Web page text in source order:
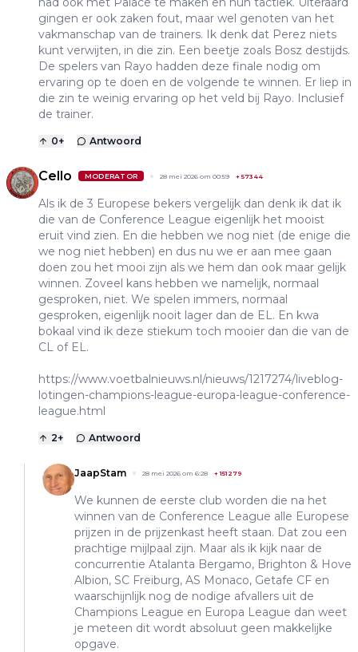
gingen er ook zaken fout, maar wel genoten van het
vakmanschap van de trainers. Ik denk dat Perez niets
kunt verwijten, in die zin. Een beetje zoals Bosz destijds.
De spelers van Rayo hadden deze finale nodig om
ervaring op te doen en de volgende te winnen. Er liep in
die zin te weinig ervaring op het veld bij Rayo. Inclusief
de trainer.
0+ Antwoord
Cello MODERATOR 28 mei 2026 om 00:59 +57344
Als ik de 3 Europese bekers vergelijk dan denk ik dat ik
die van de Conference League eigenlijk het mooist
eruit vind zien. En die hebben we nog niet (de enige die
we nog niet hebben) en dus nu we er aan mee gaan
doen zou het mooi zijn als we hem dan ook maar gelijk
winnen. Zoveel kans hebben we namelijk, normaal
gesproken, niet. We spelen immers, normaal
gesproken, eigenlijk nooit lager dan de EL. En kwa
bokaal vind ik deze stiekum toch mooier dan die van de
CL of EL.
https://www.voetbalnieuws.nl/nieuws/1217274/liveblog-
lotingen-champions-league-europa-league-conference-
league.html
2+ Antwoord
JaapStam 28 mei 2026 om 6:28 +151279
We kunnen de eerste club worden die na het
winnen van de Conference League alle Europese
prijzen in de prijzenkast heeft staan. Dat zou een
prachtige mijlpaal zijn. Maar als ik kijk naar de
concurrentie Atalanta Bergamo, Brighton & Hove
Albion, SC Freiburg, AS Monaco, Getafe CF en
waarschijnlijk nog de nodige afvallers uit de
Champions League en Europa League dan weet
je meteen dit wordt absoluut geen makkelijke
opgave.